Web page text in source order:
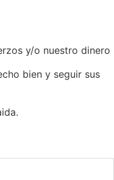
y/o nuestro dinero
bien y seguir sus